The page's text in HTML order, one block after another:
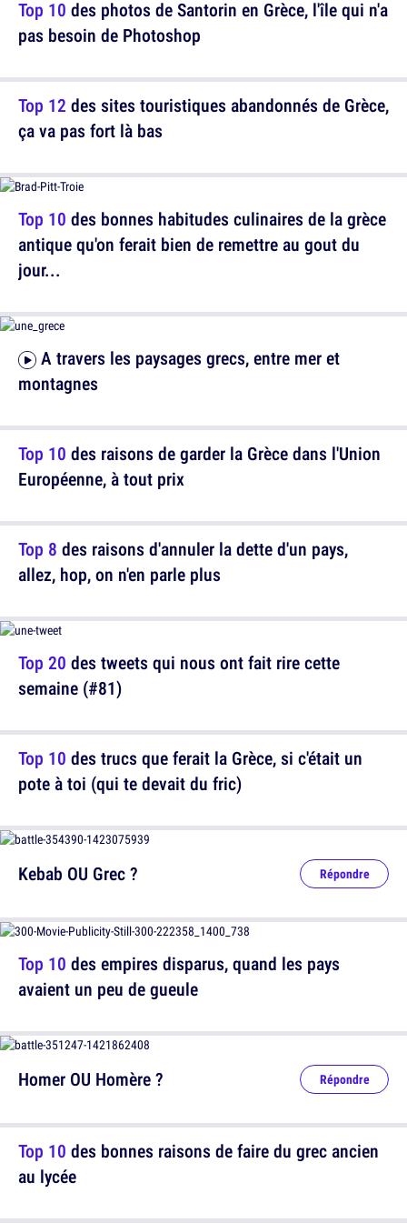
Top 12 des sites touristiques abandonnés de Grèce,
ça va pas fort là bas
montagnes
Top 8 des raisons d'annuler la dette d'un pays,
allez, hop, on n'en parle plus
Top 10 des trucs que ferait la Grèce, si c'était un
pote à toi (qui te devait du fric)
Homer OU Homère ? Répondre
Top 10 des bonnes raisons de faire du grec ancien
au lycée
Top 10 des photos de Santorin en Grèce, l'île qui n'a
pas besoin de Photoshop
Top 10 des bonnes habitudes culinaires de la grèce
antique qu'on ferait bien de remettre au gout du
jour...
Top 10 des raisons de garder la Grèce dans l'Union
Européenne, à tout prix
Top 20 des tweets qui nous ont fait rire cette
semaine (#81)
Kebab OU Grec ? Répondre
Top 10 des empires disparus, quand les pays
avaient un peu de gueule